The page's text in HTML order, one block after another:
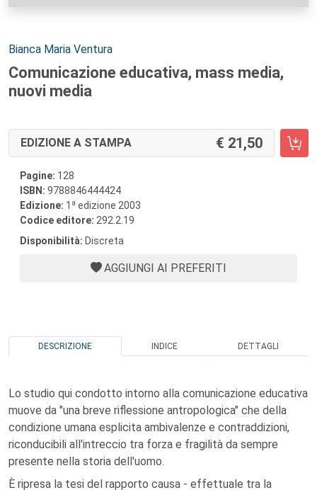
Autori:
Bianca Maria Ventura
Comunicazione educativa, mass media,
nuovi media
EDIZIONE A STAMPA 21,50
Pagine: 128
ISBN: 9788846444424
Edizione: 1 a edizione 2003
Codice editore: 292.2.19
Disponibilità: Discreta
AGGIUNGI AI PREFERITI
DESCRIZIONE INDICE DETTAGLI
Lo studio qui condotto intorno alla comunicazione educativa
muove da "una breve riflessione antropologica" che della
condizione umana esplicita ambivalenze e contraddizioni,
riconducibili all'intreccio tra forza e fragilità da sempre
presente nella storia dell'uomo.
È ripresa la tesi del rapporto causa - effettuale tra la